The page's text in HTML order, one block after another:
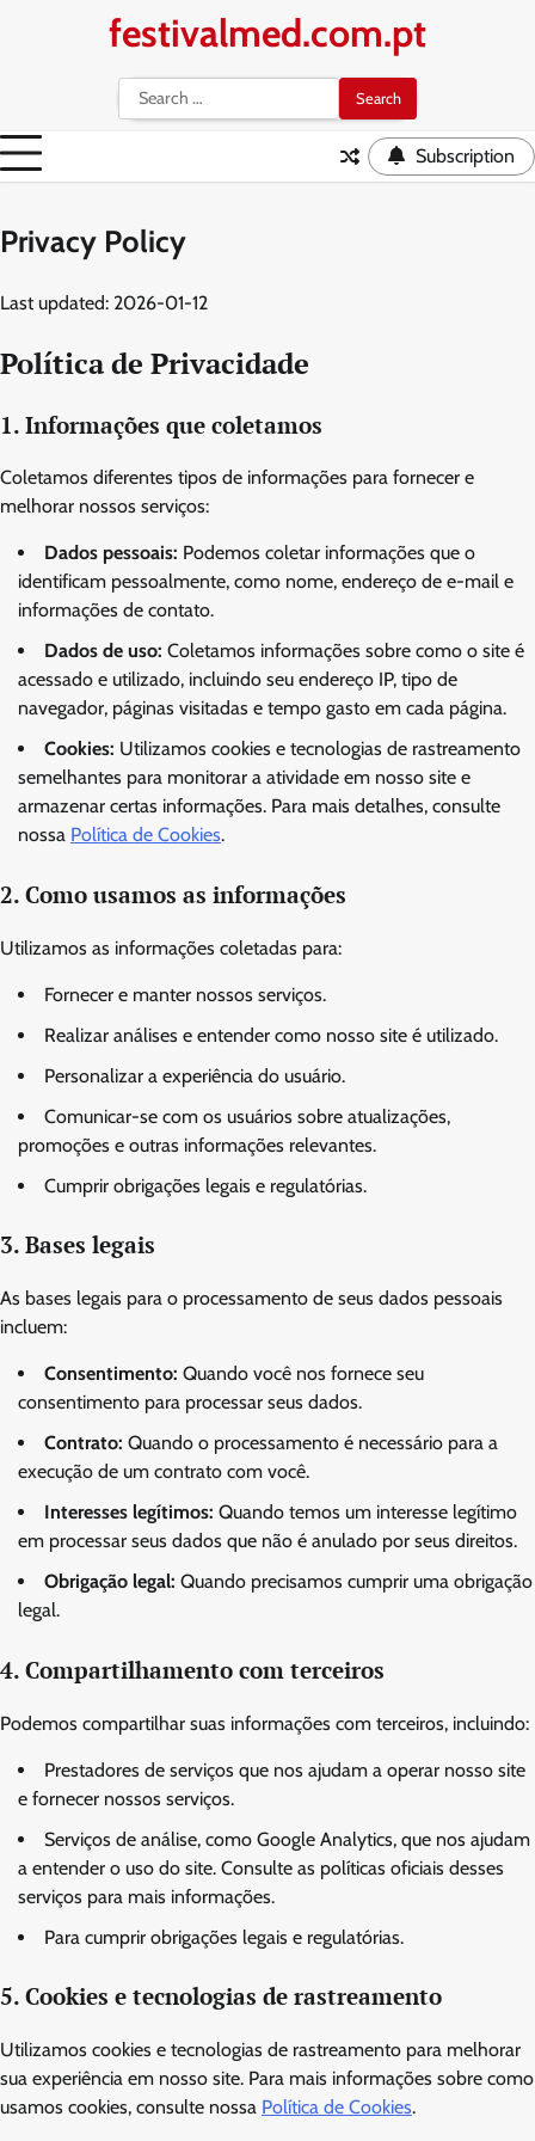
festivalmed.com.pt
Search
for:
Subscription
Privacy Policy
Last updated: 2026-01-12
Política de Privacidade
1. Informações que coletamos
Coletamos diferentes tipos de informações para fornecer e
melhorar nossos serviços:
Dados pessoais: Podemos coletar informações que o
identificam pessoalmente, como nome, endereço de e-mail e
informações de contato.
Dados de uso: Coletamos informações sobre como o site é
acessado e utilizado, incluindo seu endereço IP, tipo de
navegador, páginas visitadas e tempo gasto em cada página.
Cookies: Utilizamos cookies e tecnologias de rastreamento
semelhantes para monitorar a atividade em nosso site e
armazenar certas informações. Para mais detalhes, consulte
nossa Política de Cookies.
2. Como usamos as informações
Utilizamos as informações coletadas para:
Fornecer e manter nossos serviços.
Realizar análises e entender como nosso site é utilizado.
Personalizar a experiência do usuário.
Comunicar-se com os usuários sobre atualizações,
promoções e outras informações relevantes.
Cumprir obrigações legais e regulatórias.
3. Bases legais
As bases legais para o processamento de seus dados pessoais
incluem:
Consentimento: Quando você nos fornece seu
consentimento para processar seus dados.
Contrato: Quando o processamento é necessário para a
execução de um contrato com você.
Interesses legítimos: Quando temos um interesse legítimo
em processar seus dados que não é anulado por seus direitos.
Obrigação legal: Quando precisamos cumprir uma obrigação
legal.
4. Compartilhamento com terceiros
Podemos compartilhar suas informações com terceiros, incluindo:
Prestadores de serviços que nos ajudam a operar nosso site
e fornecer nossos serviços.
Serviços de análise, como Google Analytics, que nos ajudam
a entender o uso do site. Consulte as políticas oficiais desses
serviços para mais informações.
Para cumprir obrigações legais e regulatórias.
5. Cookies e tecnologias de rastreamento
Utilizamos cookies e tecnologias de rastreamento para melhorar
sua experiência em nosso site. Para mais informações sobre como
usamos cookies, consulte nossa Política de Cookies.